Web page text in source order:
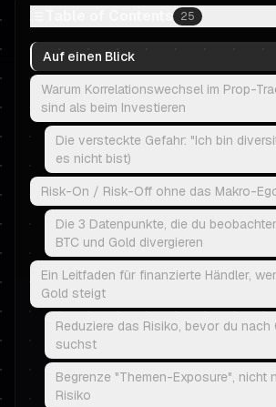
25
Auf einen Blick
Warum Korrelationswechsel im Prop-
sind als beim Investieren
Die versteckte Gefahr: "Ich bin
es nicht bist)
Risk-On / Risk-Off ohne das Makro-
Die 3 Datenpunkte, die du
BTC und Gold divergieren
Ein Leitfaden für finanzierte Händler,
Gold steigt
Reduziere das Risiko, bevor du nach
suchst
Begrenze "Themen-Exposure", nicht
Risiko